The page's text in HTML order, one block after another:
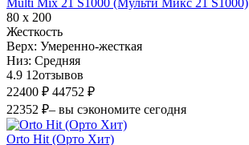
80 х 200
Жесткость
Верх: Умеренно-жесткая
Низ: Средняя
4.9 12отзывов
22400 ₽ 44752 ₽
22352 ₽– вы сэкономите сегодня
Orto Hit (Орто Хит)